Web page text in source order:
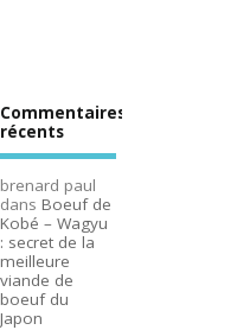
Commentaires
récents
brenard paul
dans Boeuf de
Kobé – Wagyu
: secret de la
meilleure
viande de
boeuf du
Japon